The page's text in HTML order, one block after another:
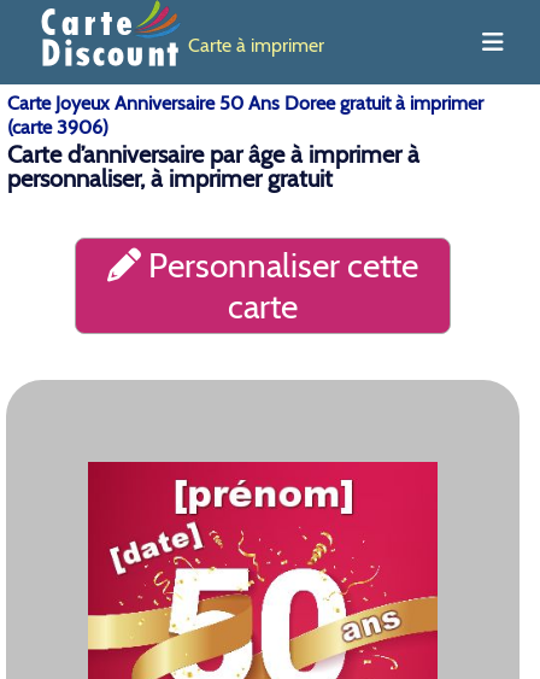
Carte à imprimer
Carte Joyeux Anniversaire 50 Ans Doree gratuit à imprimer
(carte 3906)
Carte d’anniversaire par âge à imprimer à
personnaliser, à imprimer gratuit
Personnaliser cette
carte